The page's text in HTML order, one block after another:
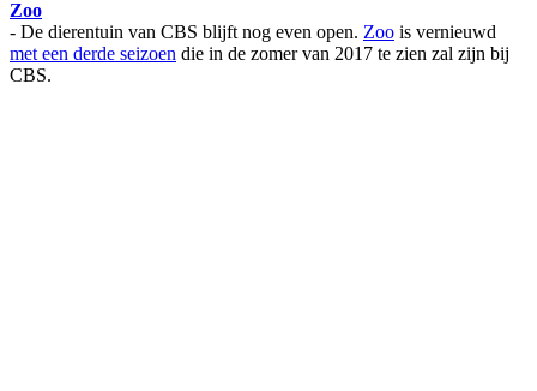
Zoo
- De dierentuin van CBS blijft nog even open. Zoo is vernieuwd
met een derde seizoen die in de zomer van 2017 te zien zal zijn bij
CBS.